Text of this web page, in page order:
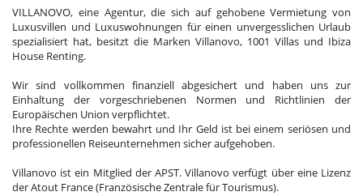
VILLANOVO, eine Agentur, die sich auf gehobene Vermietung von
Luxusvillen und Luxuswohnungen für einen unvergesslichen Urlaub
spezialisiert hat, besitzt die Marken Villanovo, 1001 Villas und Ibiza
House Renting.
Wir sind vollkommen finanziell abgesichert und haben uns zur
Einhaltung der vorgeschriebenen Normen und Richtlinien der
Europäischen Union verpflichtet.
Ihre Rechte werden bewahrt und Ihr Geld ist bei einem seriösen und
professionellen Reiseunternehmen sicher aufgehoben.
Villanovo ist ein Mitglied der APST. Villanovo verfügt über eine Lizenz
der Atout France (Französische Zentrale für Tourismus).